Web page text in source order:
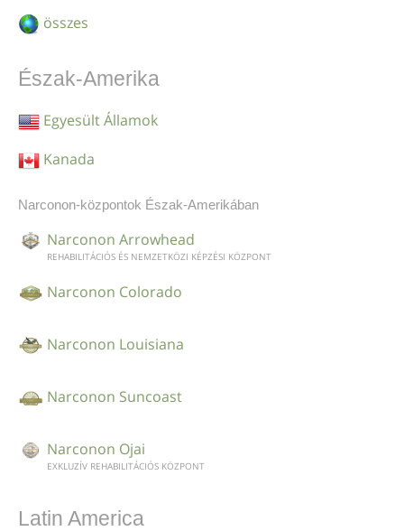
nepáli
összes
Észak-Amerika
Egyesült Államok
Kanada
Narconon-központok Észak-Amerikában
Narconon Arrowhead
REHABILITÁCIÓS ÉS NEMZETKÖZI KÉPZÉSI KÖZPONT
Narconon Colorado
Narconon Louisiana
Narconon Suncoast
Narconon Ojai
EXKLUZÍV REHABILITÁCIÓS KÖZPONT
Latin America